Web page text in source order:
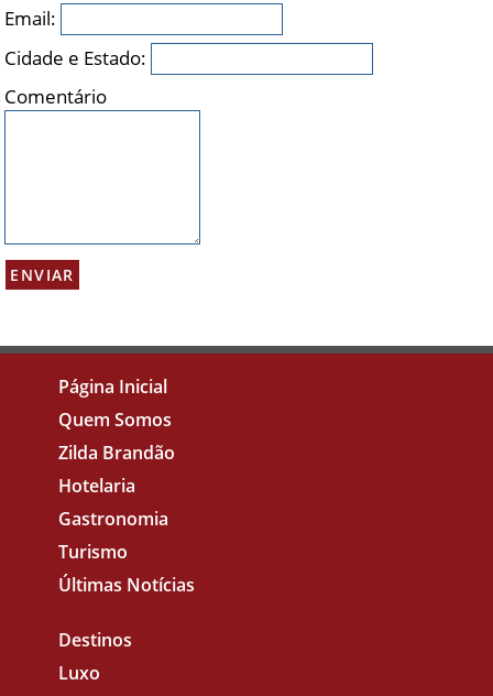
Email:
Cidade e Estado:
Comentário
Página Inicial
Quem Somos
Zilda Brandão
Hotelaria
Gastronomia
Turismo
Últimas Notícias
Destinos
Luxo